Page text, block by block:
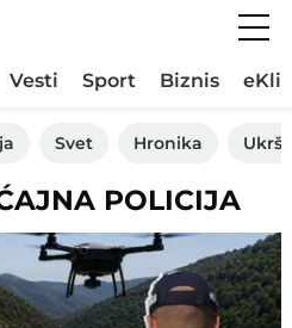
Vesti Sport Biznis
Svet Hronika
POLICIJA